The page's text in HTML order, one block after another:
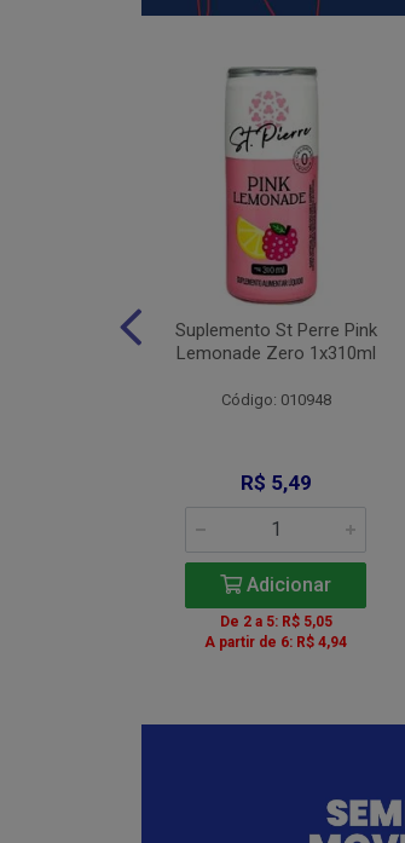
Suplemento St Perre Pink
Lemonade Zero 1x310ml
Código: 010948
R$ 5,49
Adicionar
De 2 a 5: R$ 5,05
A partir de 6: R$ 4,94